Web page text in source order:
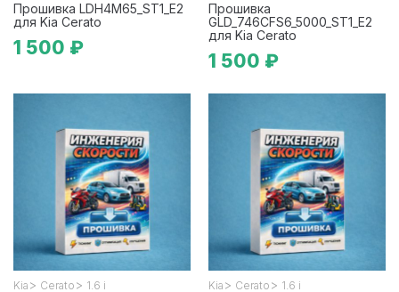
Прошивка LDH4M65_ST1_E2
для Kia Cerato
1 500 ₽
Прошивка
GLD_746CFS6_5000_ST1_E2
для Kia Cerato
1 500 ₽
Kia > Cerato > 1.6 i Kia > Cerato > 1.6 i